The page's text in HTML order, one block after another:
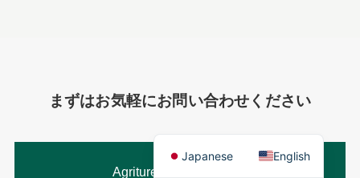
まずはお気軽にお問い合わせください
Agritureについてわかる
Japanese English